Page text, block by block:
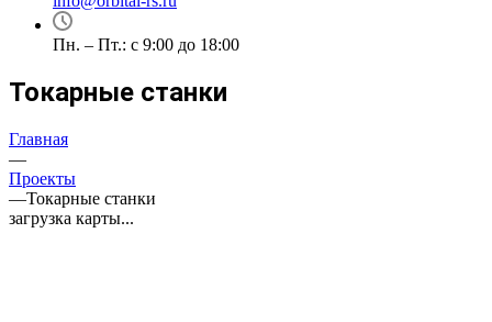
Пн. – Пт.: с 9:00 до 18:00
Токарные станки
Главная
—
Проекты
—Токарные станки
загрузка карты...